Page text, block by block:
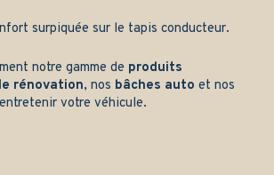
surpiquée sur le tapis conducteur.
notre gamme de produits
rénovation, nos bâches auto et nos
votre véhicule.